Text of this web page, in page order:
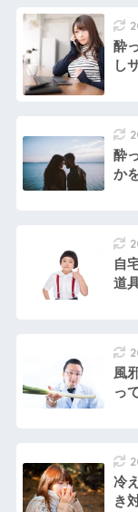
酔
し
酔
か
自
道
風
っ
冷
き